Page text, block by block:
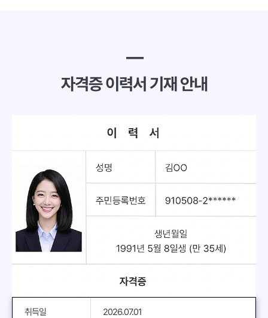
━
자격증 이력서 기재 안내
취득일 2026.07.01